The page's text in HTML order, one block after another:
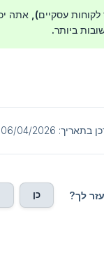
עסקיים), אתה
ביותר.
בתאריך: 06/04/2026
לך? כן